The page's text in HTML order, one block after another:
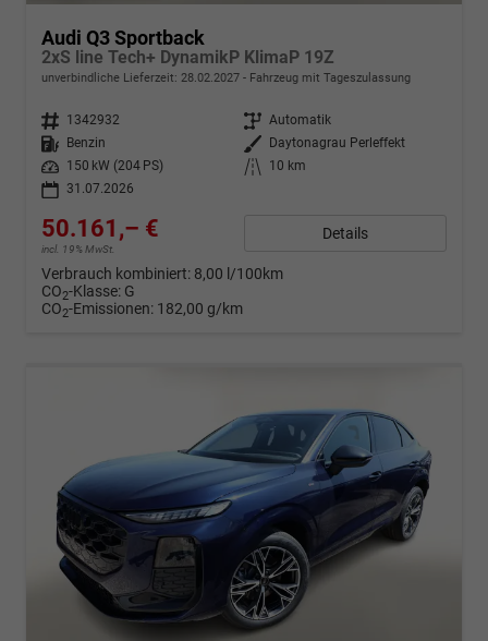
Audi Q3 Sportback
2xS line Tech+ DynamikP KlimaP 19Z
unverbindliche Lieferzeit: 28.02.2027 Fahrzeug mit Tageszulassung
Fahrzeugnr. 1342932 Getriebe Automatik
Kraftstoff
Benzin Außenfarbe
Daytonagrau Perleffekt
Leistung
150 kW (204 PS) Kilometerstand
10 km
31.07.2026
50.161,– €
incl. 19% MwSt.
Details
Verbrauch kombiniert: 8,00 l/100km
CO2-Klasse: G
CO2-Emissionen: 182,00 g/km